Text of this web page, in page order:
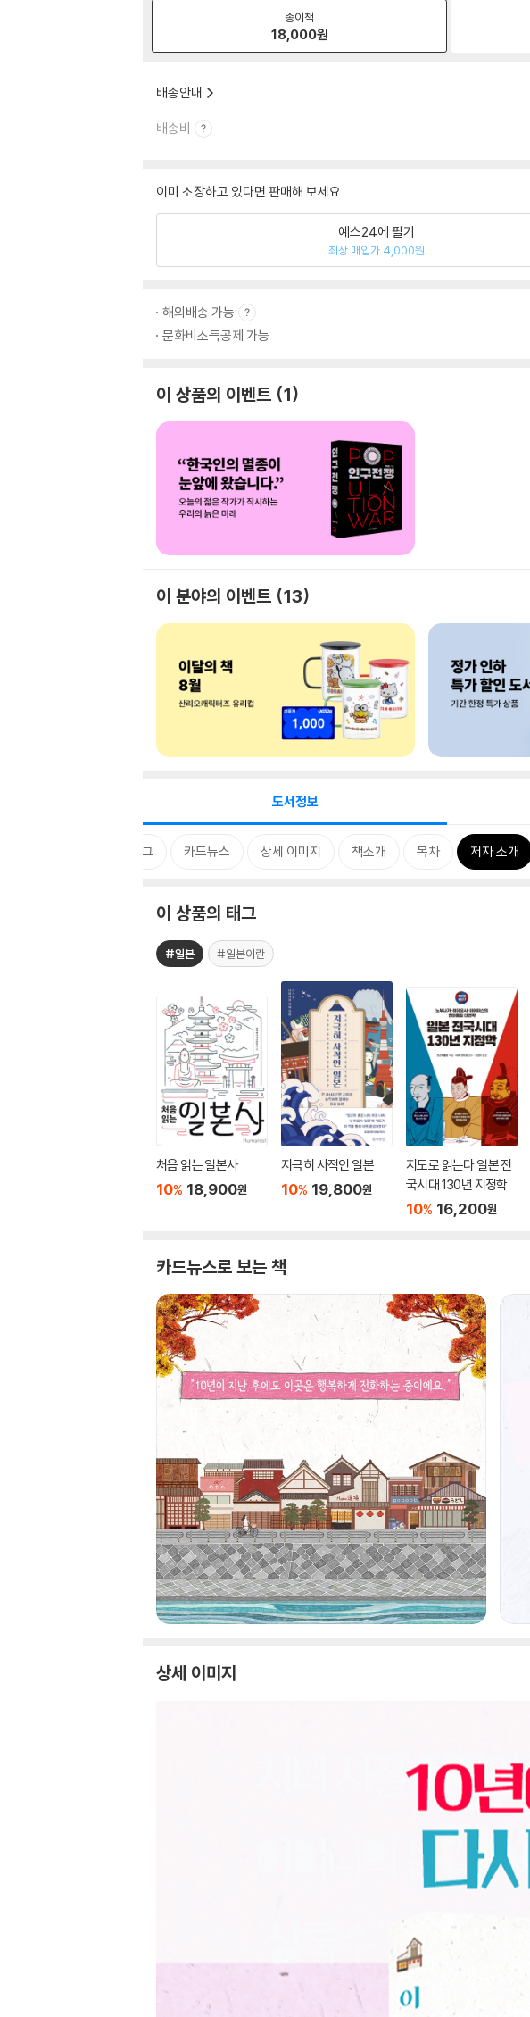
종이책
18,000원
배송안내
배송비
이미 소장하고 있다면 판매해 보세요.
예스24에 팔기
최상 매입가 4,000원
해외배송 가능
문화비소득공제 가능
이 상품의 이벤트 1
이 분야의 이벤트 13
도서정보
태그 카드뉴스 상세 이미지 책소개 목차 저자 소개
이 상품의 태그
#일본 #일본이란
처음 읽는 일본사
10% 18,900원
지극히 사적인 일본
10% 19,800원
지도로 읽는다 일본 전
국시대 130년 지정학
10% 16,200원
카드뉴스로 보는 책
상세 이미지